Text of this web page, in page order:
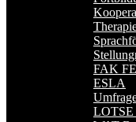
FAK
ESLA
LOTSE